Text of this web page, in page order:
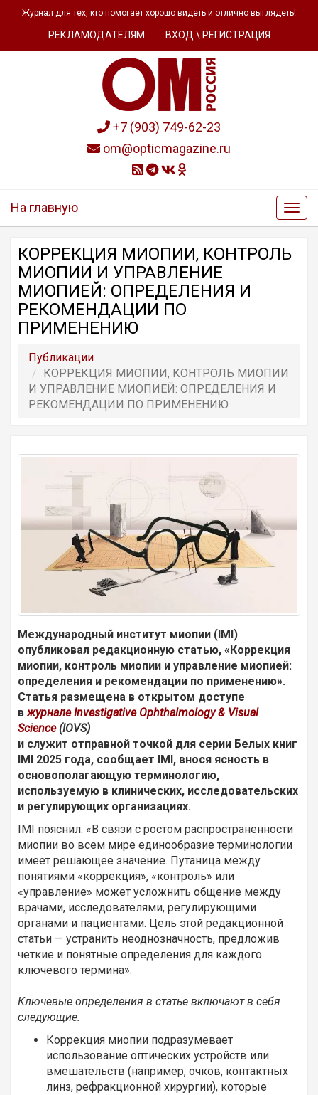
Журнал для тех, кто помогает хорошо видеть и отлично выглядеть!
РЕКЛАМОДАТЕЛЯМ ВХОД \ РЕГИСТРАЦИЯ
+7 (903) 749-62-23
om@opticmagazine.ru
На главную
КОРРЕКЦИЯ МИОПИИ, КОНТРОЛЬ
МИОПИИ И УПРАВЛЕНИЕ
МИОПИЕЙ: ОПРЕДЕЛЕНИЯ И
РЕКОМЕНДАЦИИ ПО
ПРИМЕНЕНИЮ
Публикации
КОРРЕКЦИЯ МИОПИИ, КОНТРОЛЬ МИОПИИ
И УПРАВЛЕНИЕ МИОПИЕЙ: ОПРЕДЕЛЕНИЯ И
РЕКОМЕНДАЦИИ ПО ПРИМЕНЕНИЮ
Международный институт миопии (IMI)
опубликовал редакционную статью, «Коррекция
миопии, контроль миопии и управление миопией:
определения и рекомендации по применению».
Статья размещена в открытом доступе
вжурнале Investigative Ophthalmology & Visual
Science(IOVS)
и служит отправной точкой для серии Белых книг
IMI 2025 года, сообщает IMI, внося ясность в
основополагающую терминологию,
используемую в клинических, исследовательских
и регулирующих организациях.
IMI пояснил: «В связи с ростом распространенности
миопии во всем мире единообразие терминологии
имеет решающее значение. Путаница между
понятиями «коррекция», «контроль» или
«управление» может усложнить общение между
врачами, исследователями, регулирующими
органами и пациентами. Цель этой редакционной
статьи — устранить неоднозначность, предложив
четкие и понятные определения для каждого
ключевого термина».
Ключевые определения в статье включают в себя
следующие:
Коррекция миопии подразумевает
использование оптических устройств или
вмешательств (например, очков, контактных
линз, рефракционной хирургии), которые